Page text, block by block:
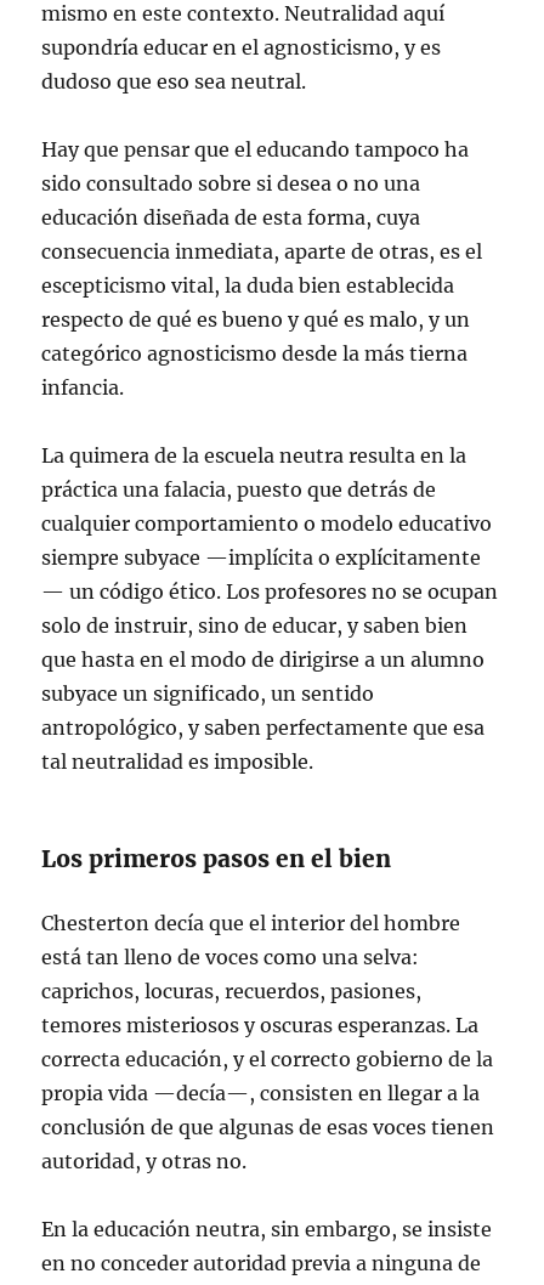
mismo en este contexto. Neutralidad aquí
supondría educar en el agnosticismo, y es
dudoso que eso sea neutral.
Hay que pensar que el educando tampoco ha
sido consultado sobre si desea o no una
educación diseñada de esta forma, cuya
consecuencia inmediata, aparte de otras, es el
escepticismo vital, la duda bien establecida
respecto de qué es bueno y qué es malo, y un
categórico agnosticismo desde la más tierna
infancia.
La quimera de la escuela neutra resulta en la
práctica una falacia, puesto que detrás de
cualquier comportamiento o modelo educativo
siempre subyace —implícita o explícitamente
— un código ético. Los profesores no se ocupan
solo de instruir, sino de educar, y saben bien
que hasta en el modo de dirigirse a un alumno
subyace un significado, un sentido
antropológico, y saben perfectamente que esa
tal neutralidad es imposible.
Los primeros pasos en el bien
Chesterton decía que el interior del hombre
está tan lleno de voces como una selva:
caprichos, locuras, recuerdos, pasiones,
temores misteriosos y oscuras esperanzas. La
correcta educación, y el correcto gobierno de la
propia vida —decía—, consisten en llegar a la
conclusión de que algunas de esas voces tienen
autoridad, y otras no.
En la educación neutra, sin embargo, se insiste
en no conceder autoridad previa a ninguna de